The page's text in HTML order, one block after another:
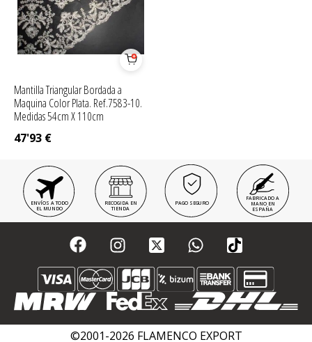
Mantilla Triangular Bordada a
Maquina Color Plata. Ref.7583-10.
Medidas 54cm X 110cm
47'93 €
ENVÍOS A TODO
EL MUNDO
RECOGIDA EN
TIENDA
PAGO SEGURO
FABRICADO A
MANO EN
ESPAÑA
©2001-2026 FLAMENCO EXPORT